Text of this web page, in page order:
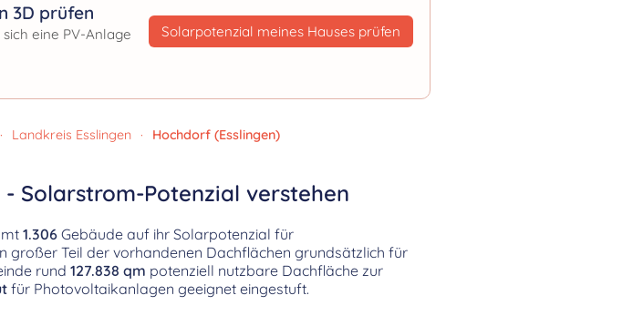
3D prüfen
eine PV-Anlage
Solarpotenzial meines Hauses prüfen
· Landkreis Esslingen · Hochdorf (Esslingen)
Solarstrom-Potenzial verstehen
1.306 Gebäude auf ihr Solarpotenzial für
großer Teil der vorhandenen Dachflächen grundsätzlich für
rund 127.838 qm potenziell nutzbare Dachfläche zur
für Photovoltaikanlagen geeignet eingestuft.